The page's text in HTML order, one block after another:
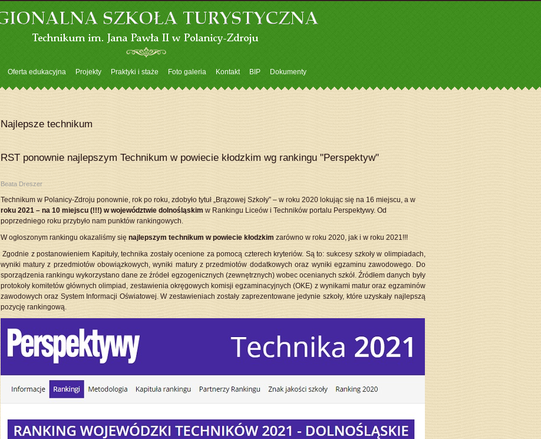
Oferta edukacyjna Projekty Praktyki i staże Foto galeria Kontakt BIP Dokumenty
Najlepsze technikum
RST ponownie najlepszym Technikum w powiecie kłodzkim wg rankingu "Perspektyw"
Beata Dreszer
Technikum w Polanicy-Zdroju ponownie, rok po roku, zdobyło tytuł „Brązowej Szkoły” – w roku 2020 lokując się na 16 miejscu, a w
roku 2021 – na 10 miejscu (!!!) w województwie dolnośląskim w Rankingu Liceów i Techników portalu Perspektywy. Od
poprzedniego roku przybyło nam punktów rankingowych.
W ogłoszonym rankingu okazaliśmy się najlepszym technikum w powiecie kłodzkim zarówno w roku 2020, jak i w roku 2021!!!
Zgodnie z postanowieniem Kapituły, technika zostały ocenione za pomocą czterech kryteriów. Są to: sukcesy szkoły w olimpiadach,
wyniki matury z przedmiotów obowiązkowych, wyniki matury z przedmiotów dodatkowych oraz wyniki egzaminu zawodowego. Do
sporządzenia rankingu wykorzystano dane ze źródeł egzogenicznych (zewnętrznych) wobec ocenianych szkół. Źródłem danych były
protokoły komitetów głównych olimpiad, zestawienia okręgowych komisji egzaminacyjnych (OKE) z wynikami matur oraz egzaminów
zawodowych oraz System Informacji Oświatowej. W zestawieniach zostały zaprezentowane jedynie szkoły, które uzyskały najlepszą
pozycję rankingową.